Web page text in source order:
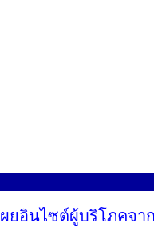
ยอินไซต์ผู้บริโภคจา